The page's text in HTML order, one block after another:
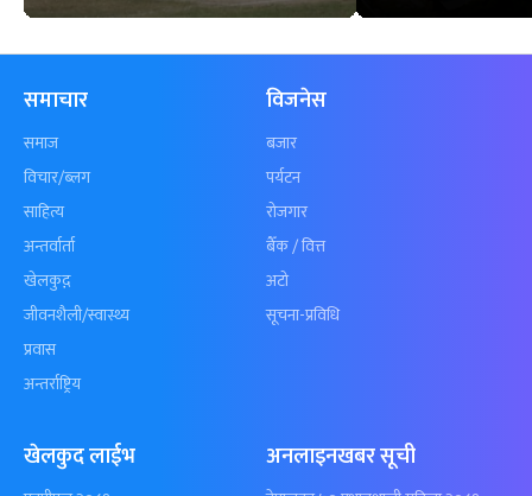
समाचार
समाज
विचार/ब्लग
साहित्य
अन्तर्वार्ता
खेलकुद़़
जीवनशैली/स्वास्थ्य
प्रवास
अन्तर्राष्ट्रिय
विजनेस
बजार
पर्यटन
रोजगार
बैँक / वित्त
अटो
सूचना-प्रविधि
खेलकुद लाईभ अनलाइनखबर सूची